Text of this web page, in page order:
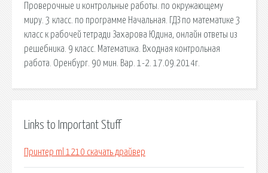
Проверочные и контрольные работы. по окружающему
миру. 3 класс. по программе Начальная. ГДЗ по математике 3
класс к рабочей тетради Захарова Юдина, онлайн ответы из
решебника. 9 класс. Математика. Входная контрольная
работа. Оренбург. 90 мин. Вар. 1-2. 17.09.2014г.
Links to Important Stuff
Принтер ml 1210 скачать драйвер